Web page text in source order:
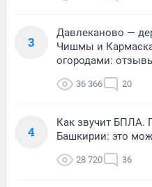
3
Давлеканово —
Чишмы и
огородами:
36 366 20
4
Как звучит БПЛА.
Башкирии: это
28 720 36